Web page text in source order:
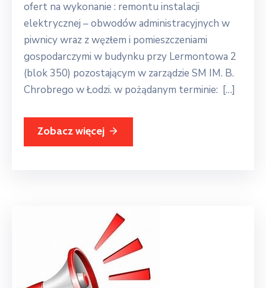
ofert na wykonanie : remontu instalacji
elektrycznej – obwodów administracyjnych w
piwnicy wraz z węzłem i pomieszczeniami
gospodarczymi w budynku przy Lermontowa 2
(blok 350) pozostającym w zarządzie SM IM. B.
Chrobrego w Łodzi. w pożądanym terminie: […]
Zobacz więcej